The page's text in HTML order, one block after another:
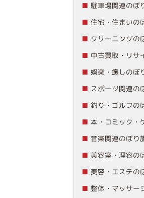
駐車場関連のぼ
住宅・住まいの
クリーニングの
中古買取・リサ
娯楽・癒しのぼ
スポーツ関連の
釣り・ゴルフの
本・コミック・
音楽関連のぼり
美容室・理容の
美容・エステの
整体・マッサー